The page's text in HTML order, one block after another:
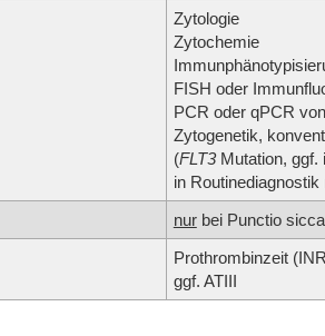
Zytologie
Zytochemie
FISH oder
PCR oder qPCR von
Zytogenetik,
(FLT3Mutation, ggf.
in Routinediagnostik
nurbei Punctio sicca
Prothrombinzeit
ggf. ATIII